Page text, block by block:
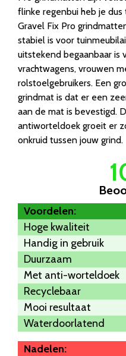
flinke regenbui heb je
Gravel Fix Pro
stabiel is voor
uitstekend begaanbaar is
vrachtwagens, vrouwen
rolstoelgebruikers. Een
grindmat is dat er een
aan de mat is bevestigd.
antiworteldoek groeit er
onkruid tussen jouw grind.
Voordelen:
Hoge kwaliteit
Handig in gebruik
Duurzaam
Met anti-worteldoek
Recyclebaar
Mooi resultaat
Waterdoorlatend
Nadelen: